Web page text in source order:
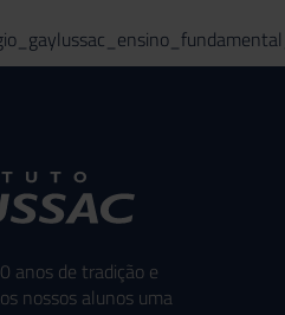
anos de tradição e
nossos alunos uma